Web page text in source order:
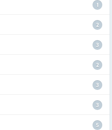
1
2
3
2
3
3
5